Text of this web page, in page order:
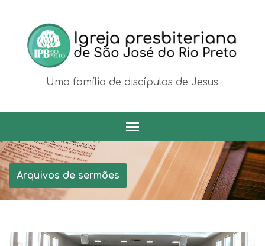
Uma família de discípulos de Jesus
Arquivos de sermões